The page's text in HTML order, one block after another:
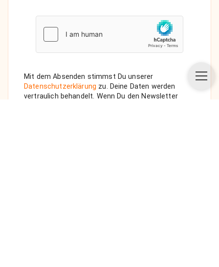
Mit dem Absenden stimmst Du unserer
Datenschutzerklärung zu. Deine Daten werden
vertraulich behandelt. Wenn Du den Newsletter